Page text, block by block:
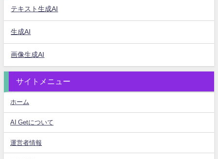
テキスト生成AI
生成AI
画像生成AI
サイトメニュー
ホーム
AI Getについて
運営者情報